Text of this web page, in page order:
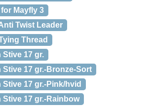
Mayfly 3
Twist Leader
Thread
Stive 17 gr.
17 gr.-Bronze-Sort
17 gr.-Pink/hvid
17 gr.-Rainbow